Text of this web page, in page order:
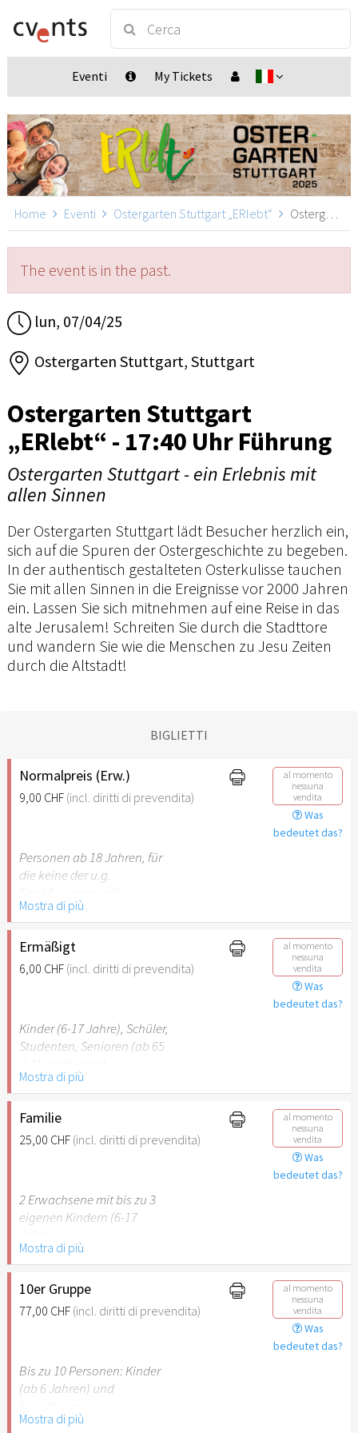
Eventi My Tickets
Home Eventi Ostergarten Stuttgart „ERlebt“ Ostergarten Stuttgart „ERlebt“ - 17:40 Uhr Führung, Stuttgart
The event is in the past.
lun, 07/04/25
Ostergarten Stuttgart, Stuttgart
Ostergarten Stuttgart
„ERlebt“ - 17:40 Uhr Führung
Ostergarten Stuttgart - ein Erlebnis mit
allen Sinnen
Der Ostergarten Stuttgart lädt Besucher herzlich ein,
sich auf die Spuren der Ostergeschichte zu begeben.
In der authentisch gestalteten Osterkulisse tauchen
Sie mit allen Sinnen in die Ereignisse vor 2000 Jahren
ein. Lassen Sie sich mitnehmen auf eine Reise in das
alte Jerusalem! Schreiten Sie durch die Stadttore
und wandern Sie wie die Menschen zu Jesu Zeiten
durch die Altstadt!
BIGLIETTI
Normalpreis (Erw.)
9,00 CHF (incl. diritti di prevendita)
al momento
nessuna
vendita
Was
bedeutet das?
Personen ab 18 Jahren, für
die keine der u.g.
Mostra di più
Ermäßigt
6,00 CHF (incl. diritti di prevendita)
al momento
nessuna
vendita
Was
bedeutet das?
Kinder (6-17 Jahre), Schüler,
Studenten, Senioren (ab 65
Behinderung (ab 50%),
Begleitperson. Der jeweilige
Ausweis ist beim Einlass
vorzulegen.
Stuttgart nicht
empfehlenswert.
Mostra di più
Familie
25,00 CHF (incl. diritti di prevendita)
al momento
nessuna
vendita
Was
bedeutet das?
2 Erwachsene mit bis zu 3
eigenen Kindern (6-17
Hinweis: Für Kinder unter 6
Jahren ist der Ostergarten
Stuttgart nicht
empfehlenswert.
Mostra di più
10er Gruppe
77,00 CHF (incl. diritti di prevendita)
al momento
nessuna
vendita
Was
bedeutet das?
Bis zu 10 Personen: Kinder
(ab 6 Jahren) und
Mostra di più